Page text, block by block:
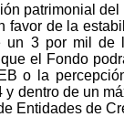
patrimonial
de la
3 por mil de
el Fondo
o la
dentro de un
Entidades de